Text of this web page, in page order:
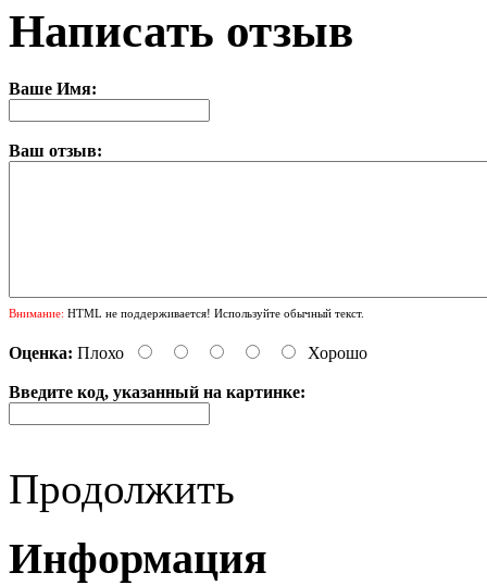
Написать отзыв
Ваше Имя:
Ваш отзыв:
Внимание: HTML не поддерживается! Используйте обычный текст.
Оценка: Плохо Хорошо
Введите код, указанный на картинке:
Продолжить
Информация